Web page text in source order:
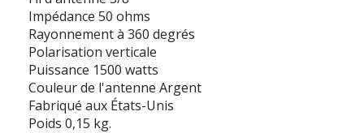
Impédance 50 ohms
Rayonnement à 360 degrés
Polarisation verticale
Puissance 1500 watts
Couleur de l'antenne Argent
Fabriqué aux États-Unis
Poids 0,15 kg.